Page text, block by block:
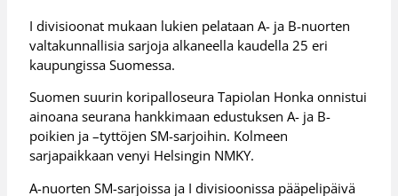
I divisioonat mukaan lukien pelataan A- ja B-nuorten
valtakunnallisia sarjoja alkaneella kaudella 25 eri
kaupungissa Suomessa.
Suomen suurin koripalloseura Tapiolan Honka onnistui
ainoana seurana hankkimaan edustuksen A- ja B-
poikien ja –tyttöjen SM-sarjoihin. Kolmeen
sarjapaikkaan venyi Helsingin NMKY.
A-nuorten SM-sarjoissa ja I divisioonissa pääpelipäivä